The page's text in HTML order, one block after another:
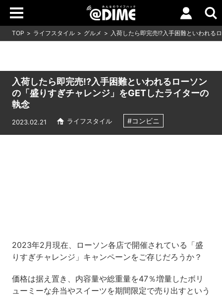
TOP ライフスタイル グルメ 入荷したら即完売!?入手困難といわれる
入荷したら即完売!?入手困難といわれるローソン
の「盛りすぎチャレンジ」をGETしたライターの
執念
2023.02.21 ライフスタイル #コンビニ
2023年2月現在、ローソン各店で開催されている「盛
りすぎチャレンジ」キャンペーンをご存じだろうか？
価格は据え置き、内容量や総重量を47％増量したボリ
ューミーな弁当やスイーツを期間限定で売り出すという